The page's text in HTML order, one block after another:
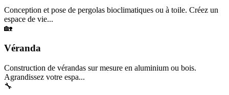
Conception et pose de pergolas bioclimatiques ou à toile. Créez un
espace de vie...
🏡
Véranda
Construction de vérandas sur mesure en aluminium ou bois.
Agrandissez votre espa...
🔧